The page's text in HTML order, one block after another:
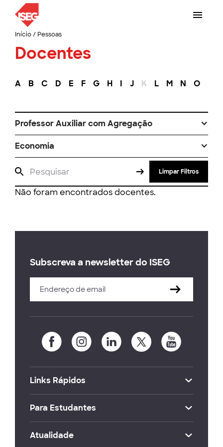
Início/ Pessoas
Docentes
A B C D E F G H I J K L M N O
Professor Auxiliar com Agregação
Economia
Limpar Filtros
Não foram encontrados docentes.
Subscreva a newsletter do ISEG
Links Rápidos
Para Estudantes
Atualidade